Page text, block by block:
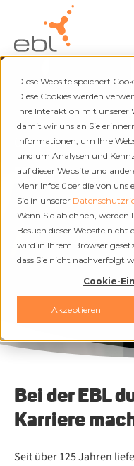
Diese Website speichert
Diese Cookies werden
Ihre Interaktion mit unserer
damit wir uns an Sie
Informationen, um Ihre
und um Analysen und
auf dieser Website und
Mehr Infos über die von uns
Sie in unserer
Wenn Sie ablehnen,
Besuch dieser Website nicht
wird in Ihrem Browser
dass Sie nicht nachverfolgt
Cookie-
Akzeptieren
Über uns
Karriere
Bei der EBL
Kar­rie­re
Seit über 125 Jah­ren